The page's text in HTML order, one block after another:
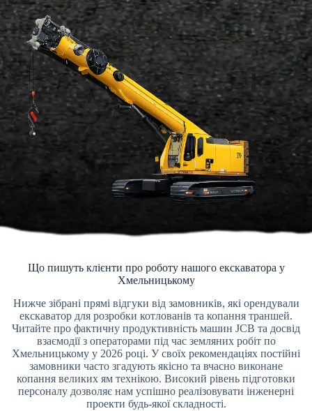
Що пишуть клієнти про роботу нашого екскаватора у
Хмельницькому
Нижче зібрані прямі відгуки від замовників, які орендували
екскаватор для розробки котлованів та копання траншей.
Читайте про фактичну продуктивність машин JCB та досвід
взаємодії з операторами під час земляних робіт по
Хмельницькому у 2026 році. У своїх рекомендаціях постійні
замовники часто згадують якісно та вчасно виконане
копання великих ям технікою. Високий рівень підготовки
персоналу дозволяє нам успішно реалізовувати інженерні
проекти будь-якої складності.